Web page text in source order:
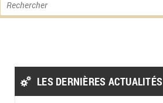
LES DERNIÈRES ACTUALITÉS